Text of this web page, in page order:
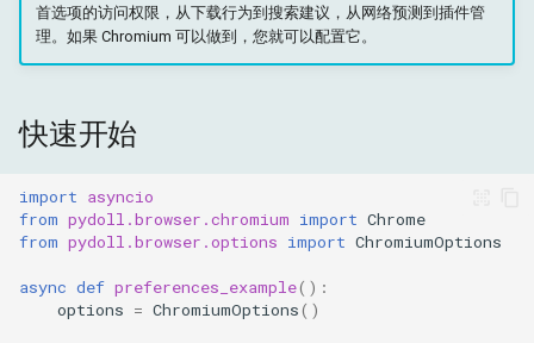
4. 阻止侵入性 UI 元素
5. 国际化与本地化
在 Chromium 源代码中查找首
源代码参考
首选项的访问权限，从下载行为到搜索建议，从网络预测到插件管
理。如果 Chromium 可以做到，您就可以配置它。
快速开始
import asyncio
from pydoll.browser.chromium import Chrome
from pydoll.browser.options import ChromiumOptions
async def preferences_example():
options = ChromiumOptions()